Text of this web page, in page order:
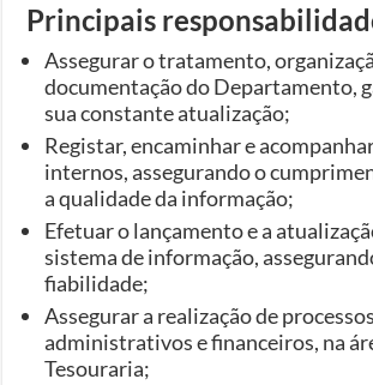
Principais
Assegurar o tratamento,
documentação do Departamento,
sua constante atualização;
Registar, encaminhar e
internos, assegurando o
a qualidade da informação;
Efetuar o lançamento e a
sistema de informação,
fiabilidade;
Assegurar a realização de processos
administrativos e financeiros, na
Tesouraria;